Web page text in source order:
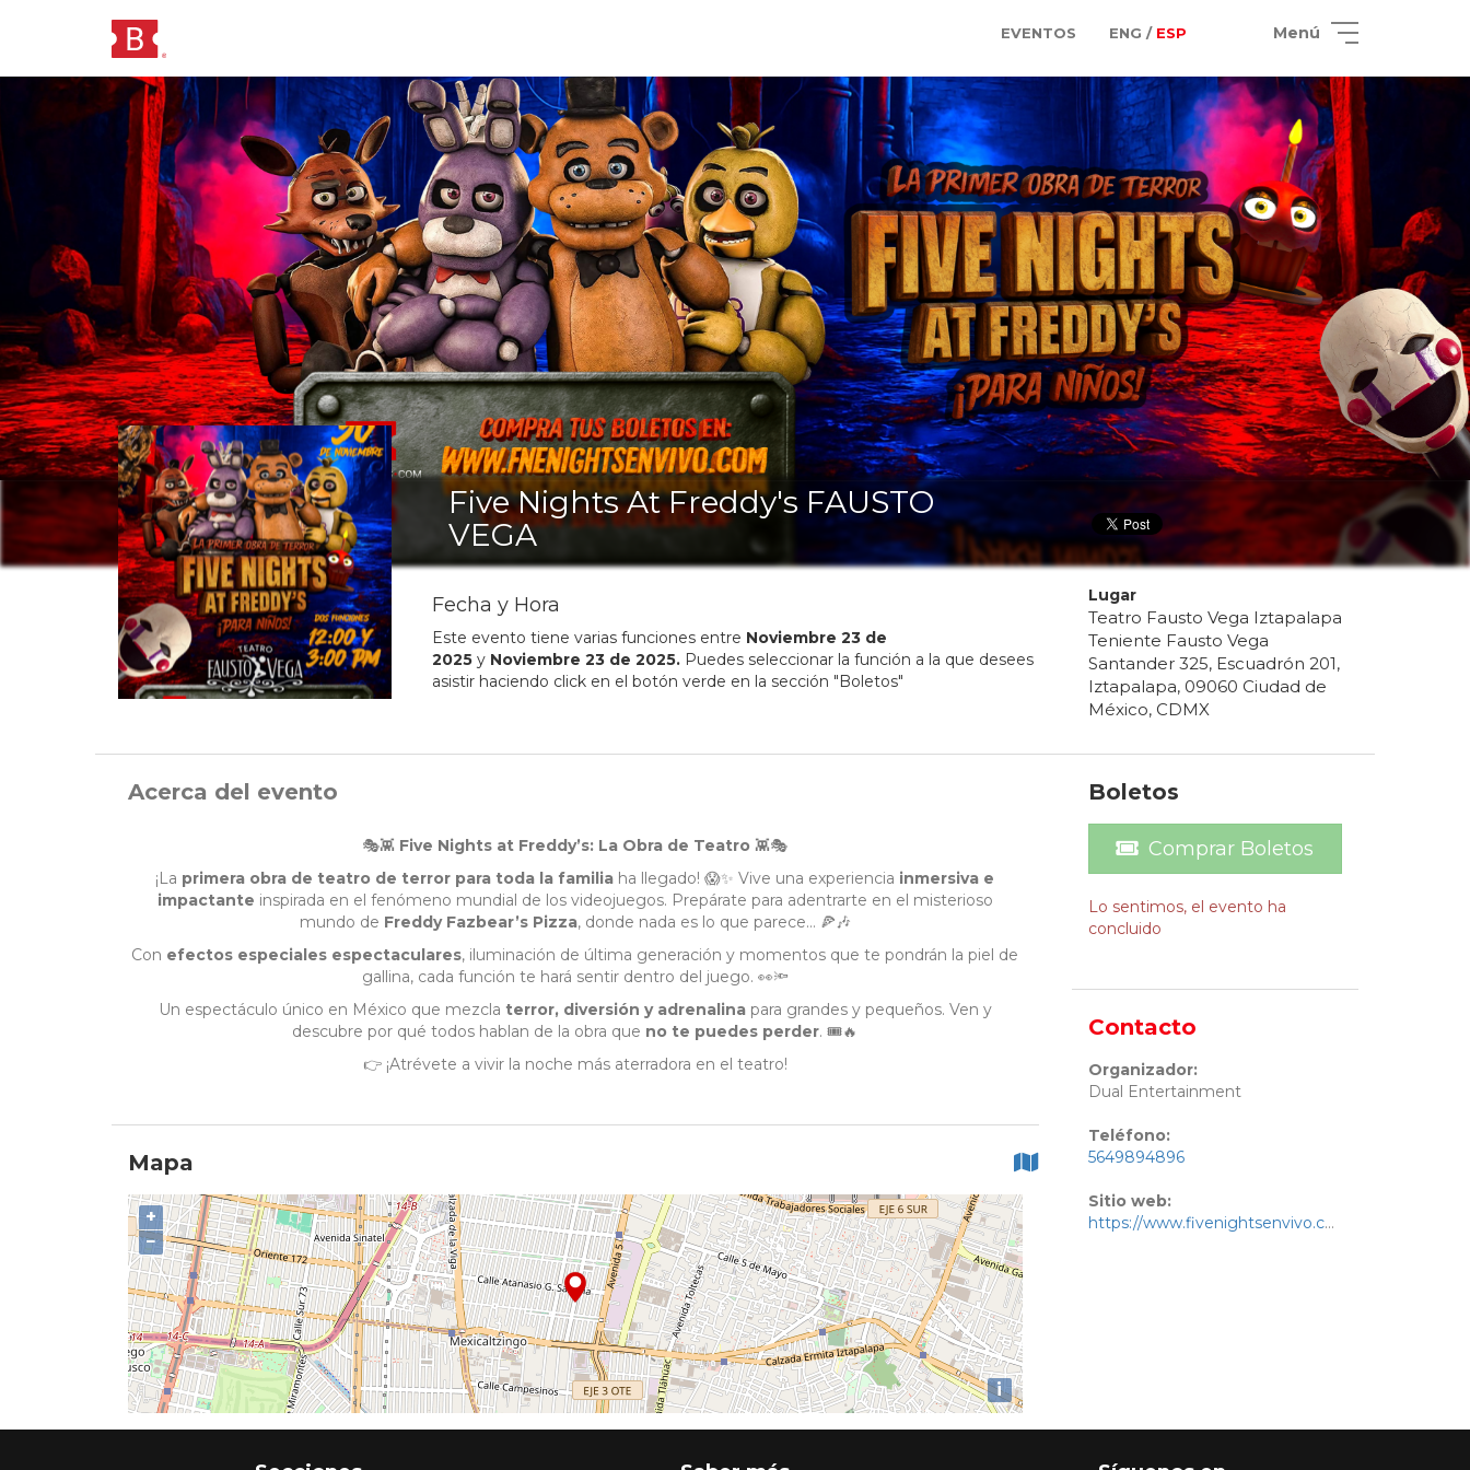
EVENTOS ENG / ESP Menú
Five Nights At Freddy's FAUSTO
VEGA
Fecha y Hora
Este evento tiene varias funciones entre Noviembre 23de
2025y Noviembre 23de 2025.Puedes seleccionar la función a la que desees
asistir haciendo click en el botón verde en la sección "Boletos"
Lugar
Teatro Fausto Vega Iztapalapa
Teniente Fausto Vega
Santander 325, Escuadrón 201,
Iztapalapa, 09060 Ciudad de
México, CDMX
Acerca del evento
🎭👾 Five Nights at Freddy’s: La Obra de Teatro 👾🎭
¡La primera obra de teatro de terror para toda la familia ha llegado! 😱✨ Vive una experiencia inmersiva e
impactante inspirada en el fenómeno mundial de los videojuegos. Prepárate para adentrarte en el misterioso
mundo de Freddy Fazbear’s Pizza, donde nada es lo que parece… 🍕🎶
Con efectos especiales espectaculares, iluminación de última generación y momentos que te pondrán la piel de
gallina, cada función te hará sentir dentro del juego. 👀🔦
Un espectáculo único en México que mezcla terror, diversión y adrenalinapara grandes y pequeños. Ven y
descubre por qué todos hablan de la obra que no te puedes perder. 🎟️🔥
👉 ¡Atrévete a vivir la noche más aterradora en el teatro!
Mapa
+
−
i
Boletos
Comprar Boletos
Lo sentimos, el evento ha
concluido
Contacto
Organizador:
Dual Entertainment
Teléfono:
5649894896
Sitio web:
https://www.fivenightsenvivo.com